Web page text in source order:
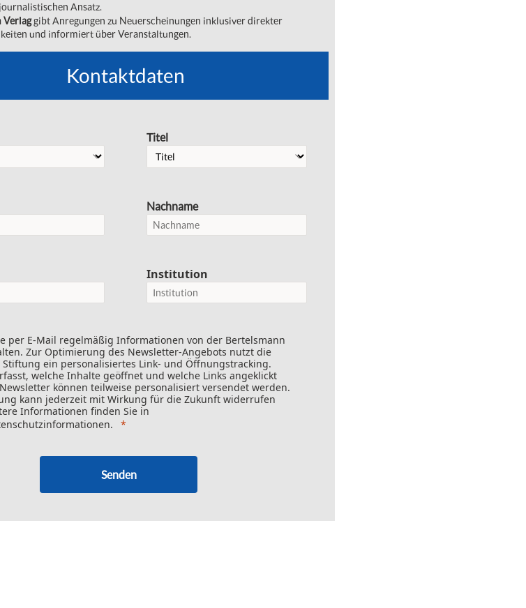
Ansatz.
Verlaggibt Anregungen zu Neuerscheinungen inklusiver direkter
und informiert über Veranstaltungen.
Kontaktdaten
Titel
Nachname
Institution
per E-Mail regelmäßig Informationen von der Bertelsmann
Zur Optimierung des Newsletter-Angebots nutzt die
Stiftung ein personalisiertes Link- und Öffnungstracking.
welche Inhalte geöffnet und welche Links angeklickt
können teilweise personalisiert versendet werden.
kann jederzeit mit Wirkung für die Zukunft widerrufen
Informationen finden Sie in
.
Senden